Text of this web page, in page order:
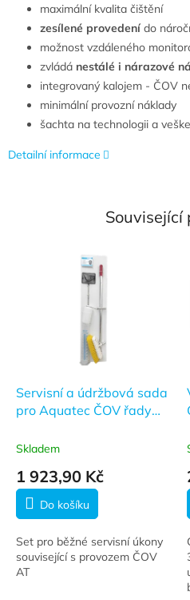
maximální kvalita čištění
zesílené provedení do
možnost vzdáleného
zvládá nestálé i nárazové
integrovaný kalojem - ČOV
minimální provozní náklady
šachta na technologii a
Detailní informace
Související
Servisní a údržbová sada
pro Aquatec ČOV řady
Skladem
1 923,90 Kč
Do košíku
Set pro běžné servisní úkony
související s provozem ČOV
AT